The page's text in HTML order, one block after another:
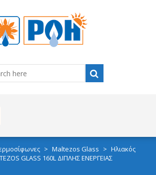
> Maltezos Glass > Ηλιακός
GLASS 160L ΔΙΠΛΗΣ ΕΝΕΡΓΕΙΑΣ